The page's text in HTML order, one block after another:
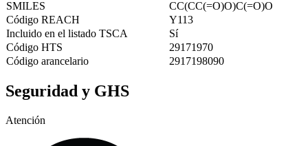
SMILES
CC(CC(=O)O)C(=O)O
Código REACH
Y113
Incluido en el listado TSCA
Sí
Código HTS
29171970
Código arancelario
2917198090
Seguridad y GHS
Atención